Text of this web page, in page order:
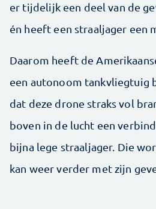
er tijdelijk een deel van de
én heeft een straaljager een
Daarom heeft de
een autonoom tankvliegtuig
dat deze drone straks vol
boven in de lucht een
bijna lege straaljager. Die
kan weer verder met zijn